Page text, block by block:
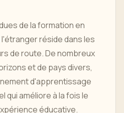
de la formation en
réside dans les
de route. De nombreux
et de pays divers,
d'apprentissage
qui améliore à la fois le
éducative.